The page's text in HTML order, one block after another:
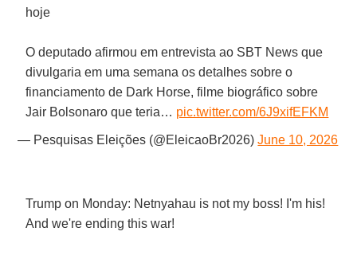
hoje
O deputado afirmou em entrevista ao SBT News que
divulgaria em uma semana os detalhes sobre o
financiamento de Dark Horse, filme biográfico sobre
Jair Bolsonaro que teria… pic.twitter.com/6J9xifEFKM
— Pesquisas Eleições (@EleicaoBr2026)June 10, 2026
Trump on Monday: Netnyahau is not my boss! I'm his!
And we're ending this war!